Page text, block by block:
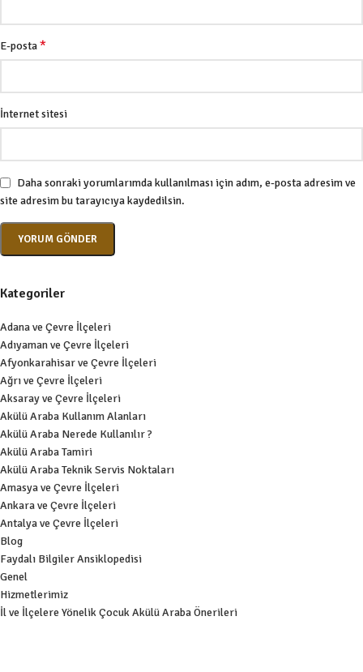
E-posta*
İnternet sitesi
Daha sonraki yorumlarımda kullanılması için adım, e-posta adresim ve
site adresim bu tarayıcıya kaydedilsin.
Kategoriler
Adana ve Çevre İlçeleri
Adıyaman ve Çevre İlçeleri
Afyonkarahisar ve Çevre İlçeleri
Ağrı ve Çevre İlçeleri
Aksaray ve Çevre İlçeleri
Akülü Araba Kullanım Alanları
Akülü Araba Nerede Kullanılır ?
Akülü Araba Tamiri
Akülü Araba Teknik Servis Noktaları
Amasya ve Çevre İlçeleri
Ankara ve Çevre İlçeleri
Antalya ve Çevre İlçeleri
Blog
Faydalı Bilgiler Ansiklopedisi
Genel
Hizmetlerimiz
İl ve İlçelere Yönelik Çocuk Akülü Araba Önerileri